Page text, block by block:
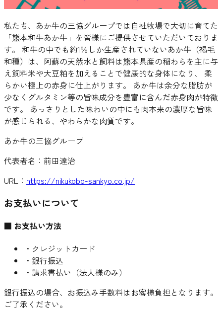
私たち、あか牛の三協グループでは自社牧場で大切に育てた
「熊本和牛あか牛」を皆様にご提供させていただいておりま
す。 和牛の中でも約1％しか生産されていないあか牛（褐毛
和種）は、阿蘇の天然水と飼料は熊本県産の稲わらを主に与
え飼料米や大豆粕を加えることで健康的な身体になり、 柔
らかい極上の赤身に仕上がります。 あか牛は余分な脂肪が
少なくグルタミン等の旨味成分を豊富に含んだ赤身肉が特徴
です。 あっさりとした味わいの中にも肉本来の濃厚な旨味
が感じられる、やわらかな肉質です。
あか牛の三協グループ
代表者名： 前田達治
URL： https://nikukobo-sankyo.co.jp/
お支払いについて
■ お支払い方法
・クレジットカード
・銀行振込
・請求書払い（法人様のみ）
銀行振込の場合、お振込み手数料はお客様負担となります。
ご了承ください。